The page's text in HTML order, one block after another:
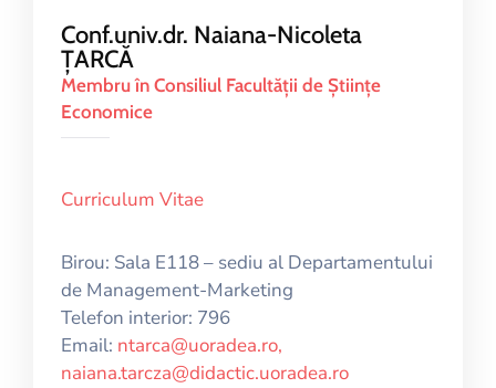
Conf.univ.dr. Naiana-Nicoleta
ŢARCĂ
Membru în Consiliul Facultăţii de Ştiinţe
Economice
Curriculum Vitae
Birou: Sala E118 – sediu al Departamentului
de Management-Marketing
Telefon interior: 796
Email: ntarca@uoradea.ro,
naiana.tarcza@didactic.uoradea.ro